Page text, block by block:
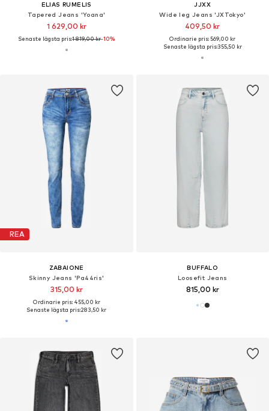
ELIAS RUMELIS
Tapered Jeans 'Yoana'
1 629,00 kr
Senaste lägsta pris:1 819,00 kr-10%
JJXX
Wide leg Jeans 'JXTokyo'
409,50 kr
Ordinarie pris: 569,00 kr
Senaste lägsta pris:355,50 kr
REA
ZABAIONE
Skinny Jeans 'Pa44ris'
315,00 kr
Ordinarie pris: 455,00 kr
Senaste lägsta pris:283,50 kr
BUFFALO
Loosefit Jeans
815,00 kr